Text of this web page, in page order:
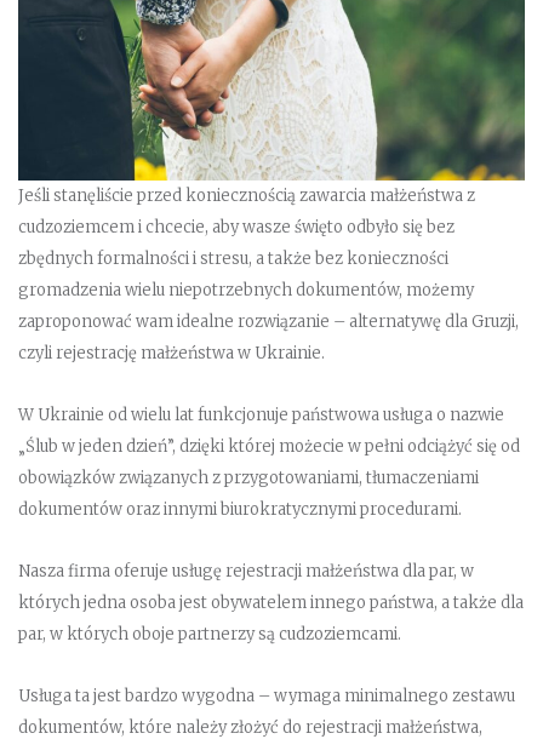
Jeśli stanęliście przed koniecznością zawarcia małżeństwa z
cudzoziemcem i chcecie, aby wasze święto odbyło się bez
zbędnych formalności i stresu, a także bez konieczności
gromadzenia wielu niepotrzebnych dokumentów, możemy
zaproponować wam idealne rozwiązanie – alternatywę dla Gruzji,
czyli rejestrację małżeństwa w Ukrainie.
W Ukrainie od wielu lat funkcjonuje państwowa usługa o nazwie
„Ślub w jeden dzień”, dzięki której możecie w pełni odciążyć się od
obowiązków związanych z przygotowaniami, tłumaczeniami
dokumentów oraz innymi biurokratycznymi procedurami.
Nasza firma oferuje usługę rejestracji małżeństwa dla par, w
których jedna osoba jest obywatelem innego państwa, a także dla
par, w których oboje partnerzy są cudzoziemcami.
Usługa ta jest bardzo wygodna – wymaga minimalnego zestawu
dokumentów, które należy złożyć do rejestracji małżeństwa,